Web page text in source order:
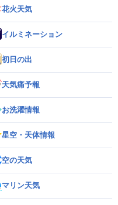
花火天気
イルミネーション
初日の出
天気痛予報
お洗濯情報
星空・天体情報
空の天気
マリン天気